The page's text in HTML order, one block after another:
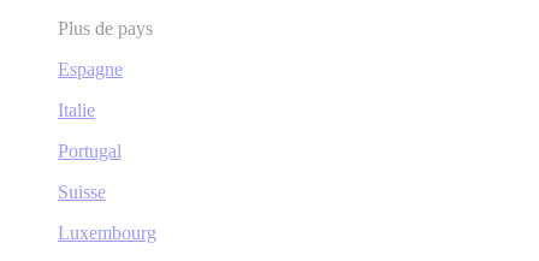
Plus de pays
Espagne
Italie
Portugal
Suisse
Luxembourg